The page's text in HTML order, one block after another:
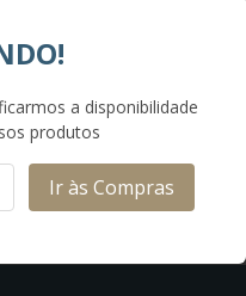
a disponibilidade
produtos
Ir às Compras